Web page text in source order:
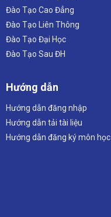
Đào Tạo Cao Đẳng
Đào Tạo Liên Thông
Đào Tạo Đại Học
Đào Tạo Sau ĐH
Hướng dẫn
Hướng dẫn đăng nhập
Hướng dẫn tải tài liệu
Hướng dẫn đăng ký môn học